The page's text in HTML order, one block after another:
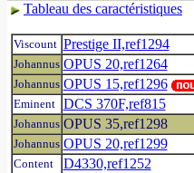
Tableau des caractéristiques
Viscount Prestige II,ref1294
Johannus OPUS 20,ref1264
Johannus OPUS 15,ref1296
Eminent DCS 370F,ref815
Johannus OPUS 35,ref1298
Johannus OPUS 20,ref1299
Content D4330,ref1252